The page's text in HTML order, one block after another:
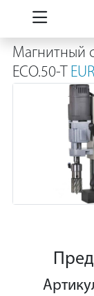
Магнитный
ECO.50-T